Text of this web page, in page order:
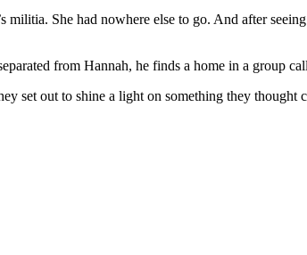
She had nowhere else to go. And after
from Hannah, he finds a home in a group
set out to shine a light on something they